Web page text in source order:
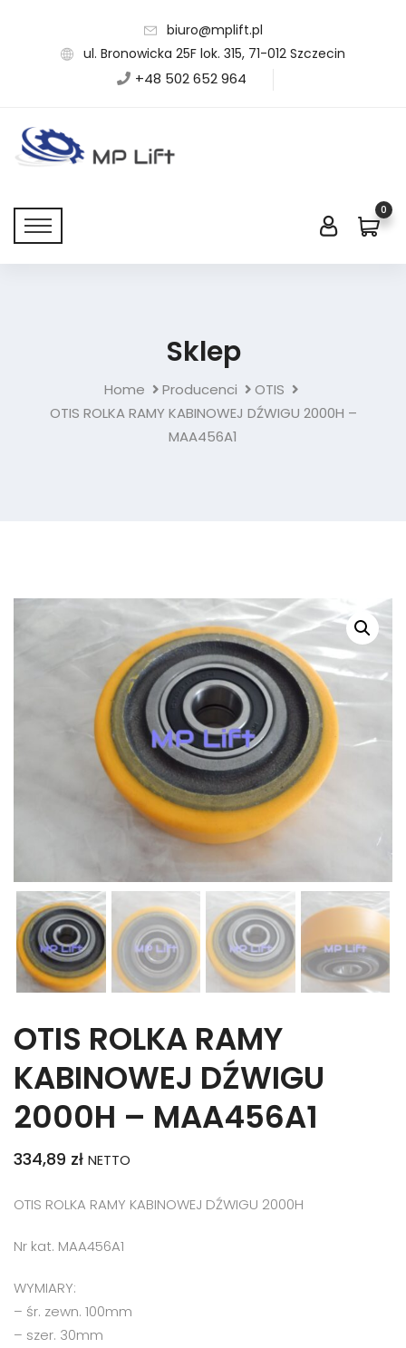
biuro@mplift.pl
ul. Bronowicka 25F lok. 315, 71-012 Szczecin
+48 502 652 964
0
Sklep
Home Producenci
OTIS
OTIS ROLKA RAMY KABINOWEJ DŹWIGU 2000H –
MAA456A1
OTIS ROLKA RAMY
KABINOWEJ DŹWIGU
2000H – MAA456A1
334,89 zł NETTO
OTIS ROLKA RAMY KABINOWEJ DŹWIGU 2000H
Nr kat. MAA456A1
WYMIARY:
– śr. zewn. 100mm
– szer. 30mm